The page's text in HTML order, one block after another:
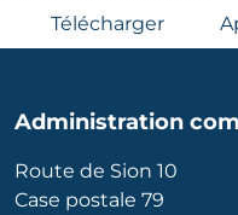
Télécharger
Administration
Route de Sion 10
Case postale 79